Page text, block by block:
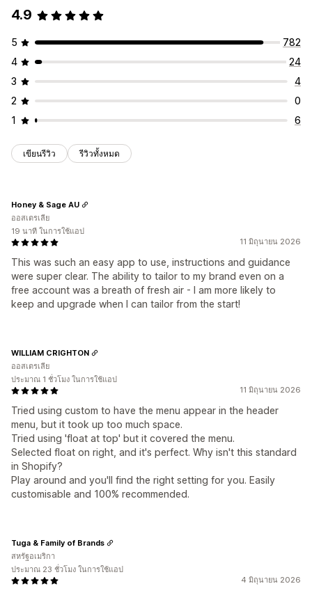
แบบอักษร การกำหนดสไตล์
การอัปโหลดไฟล์
ตำแหน่งไอคอน
การจัดตำแหน่งด้วยตนเอง ตำแหน่งอัตโนมัติ แถบการประกาศ
หน้าที่กำหนดเอง หน้าตะกร้าสินค้า หน้าการชำระเงิน
แลนดิ้งเพจ
หน้าสินค้า หน้าค้นหา
ตำแหน่งแบนเนอร์ ภาพเคลื่อนไหว
การกำหนดเป้าหมายทางภูมิศาสตร์
4.9
5
782
4
24
3
4
2
0
1
6
เขียนรีวิว รีวิวทั้งหมด
11 มิถุนายน 2026
This was such an easy app to use, instructions and guidance
were super clear. The ability to tailor to my brand even on a
free account was a breath of fresh air - I am more likely to
keep and upgrade when I can tailor from the start!
Honey & Sage AU
ออสเตรเลีย
19 นาที ในการใช้แอป
11 มิถุนายน 2026
Tried using custom to have the menu appear in the header
menu, but it took up too much space.
Tried using 'float at top' but it covered the menu.
Selected float on right, and it's perfect. Why isn't this standard
in Shopify?
Play around and you'll find the right setting for you. Easily
customisable and 100% recommended.
WILLIAM CRIGHTON
ออสเตรเลีย
ประมาณ 1 ชั่วโมง ในการใช้แอป
4 มิถุนายน 2026
Tuga & Family of Brands
สหรัฐอเมริกา
ประมาณ 23 ชั่วโมง ในการใช้แอป